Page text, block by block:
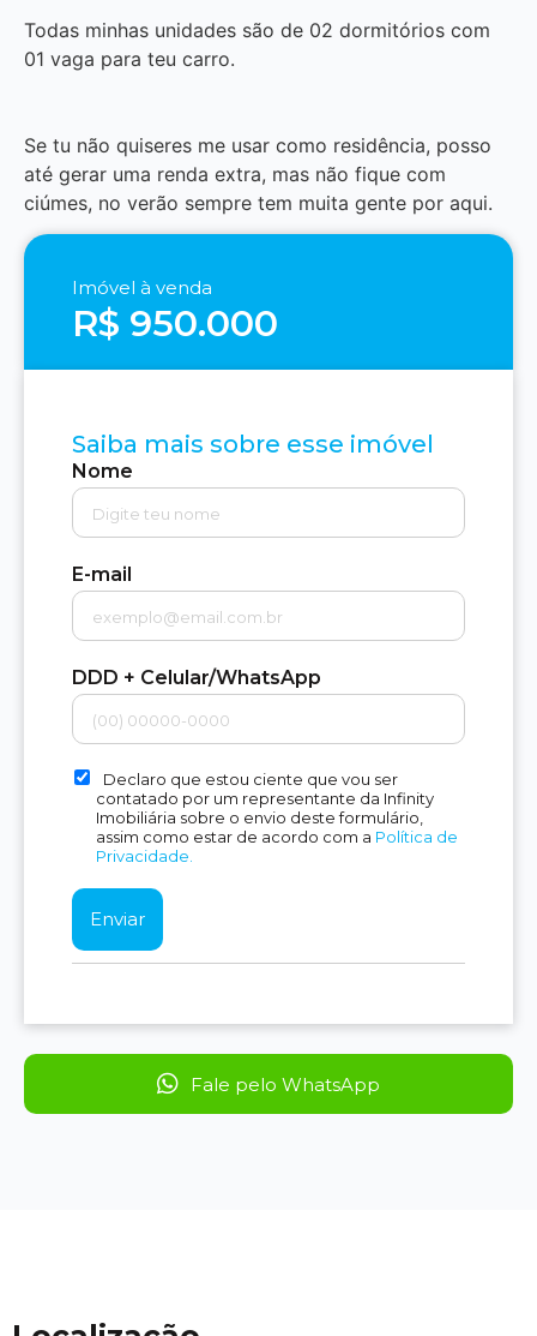
Todas minhas unidades são de 02 dormitórios com
01 vaga para teu carro.
Se tu não quiseres me usar como residência, posso
até gerar uma renda extra, mas não fique com
ciúmes, no verão sempre tem muita gente por aqui.
Imóvel à venda
R$ 950.000
Saiba mais sobre esse imóvel
Nome
E-mail
DDD + Celular/WhatsApp
Declaro que estou ciente que vou ser
contatado por um representante da Infinity
Imobiliária sobre o envio deste formulário,
assim como estar de acordo com a Política de
Privacidade.
Fale pelo WhatsApp